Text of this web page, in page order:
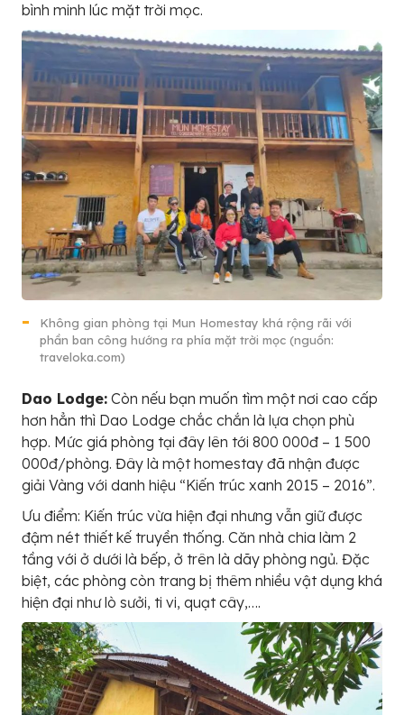
bình minh lúc mặt trời mọc.
Không gian phòng tại Mun Homestay khá rộng rãi với
phần ban công hướng ra phía mặt trời mọc (nguồn:
traveloka.com)
Dao Lodge: Còn nếu bạn muốn tìm một nơi cao cấp
hơn hẳn thì Dao Lodge chắc chắn là lựa chọn phù
hợp. Mức giá phòng tại đây lên tới 800 000đ – 1 500
000đ/phòng. Đây là một homestay đã nhận được
giải Vàng với danh hiệu “Kiến trúc xanh 2015 – 2016”.
Ưu điểm: Kiến trúc vừa hiện đại nhưng vẫn giữ được
đậm nét thiết kế truyền thống. Căn nhà chia làm 2
tầng với ở dưới là bếp, ở trên là dãy phòng ngủ. Đặc
biệt, các phòng còn trang bị thêm nhiều vật dụng khá
hiện đại như lò sưởi, ti vi, quạt cây,….